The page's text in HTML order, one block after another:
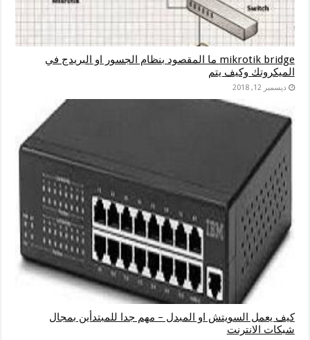
mikrotik bridge ما المقصود بنظام الجسور او البريدج في
الميكروتك وكيف يتم
ديسمبر 12, 2018
كيف يعمل السويتش او المبدل – مهم جدا للمبتدأين بمجال
شبكات الانترنت